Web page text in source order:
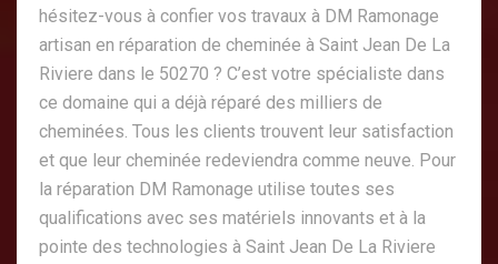
hésitez-vous à confier vos travaux à DM Ramonage
artisan en réparation de cheminée à Saint Jean De La
Riviere dans le 50270 ? C’est votre spécialiste dans
ce domaine qui a déjà réparé des milliers de
cheminées. Tous les clients trouvent leur satisfaction
et que leur cheminée redeviendra comme neuve. Pour
la réparation DM Ramonage utilise toutes ses
qualifications avec ses matériels innovants et à la
pointe des technologies à Saint Jean De La Riviere